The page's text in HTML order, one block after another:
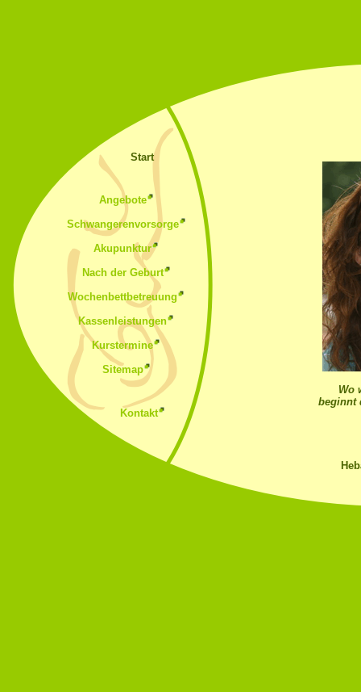
Start
Angebote
Schwangerenvorsorge
Akupunktur
Nach der Geburt
Wochenbettbetreuung
Kassenleistungen
Kurstermine
Sitemap
Kontakt
Wo
beginnt